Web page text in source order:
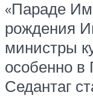
«Параде
рождения
министры
особенно в
Седантаг